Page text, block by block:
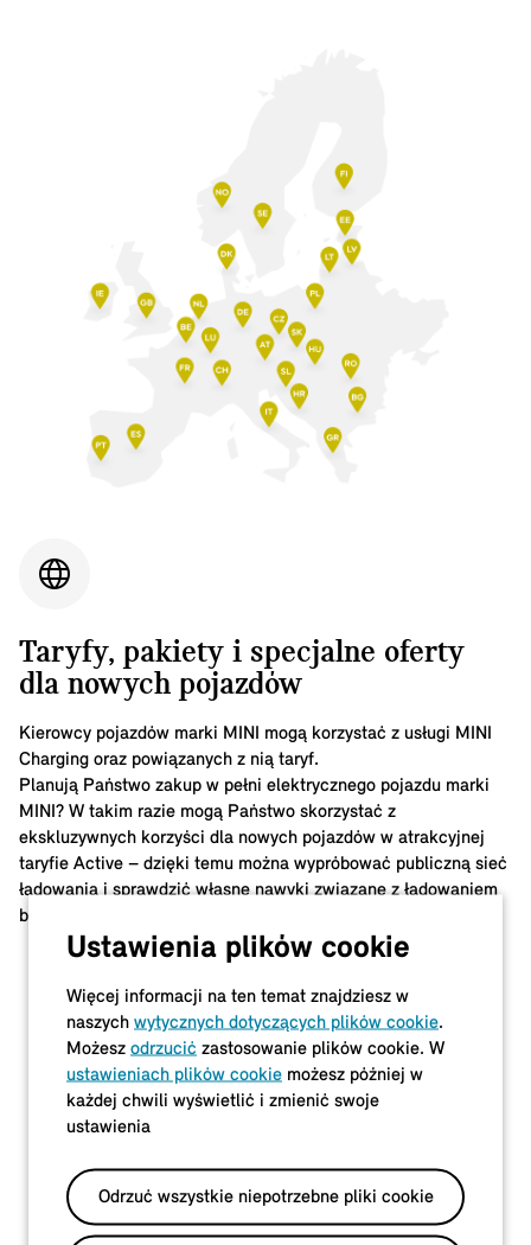
Taryfy, pakiety i specjalne oferty
dla nowych pojazdów
Kierowcy pojazdów marki MINI mogą korzystać z usługi MINI
Charging oraz powiązanych z nią taryf.
Planują Państwo zakup w pełni elektrycznego pojazdu marki
MINI? W takim razie mogą Państwo skorzystać z
ekskluzywnych korzyści dla nowych pojazdów w atrakcyjnej
taryfie Active – dzięki temu można wypróbować publiczną sieć
ładowania i sprawdzić własne nawyki związane z ładowaniem
bez ponoszenia opłaty podstawowej.
Ustawienia plików cookie
Więcej informacji na ten temat znajdziesz w
naszych wytycznych dotyczących plików cookie.
Możesz odrzucić zastosowanie plików cookie. W
ustawieniach plików cookie możesz później w
każdej chwili wyświetlić i zmienić swoje
ustawienia
Odrzuć wszystkie niepotrzebne pliki cookie